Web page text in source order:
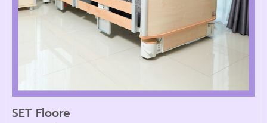
SET Floore